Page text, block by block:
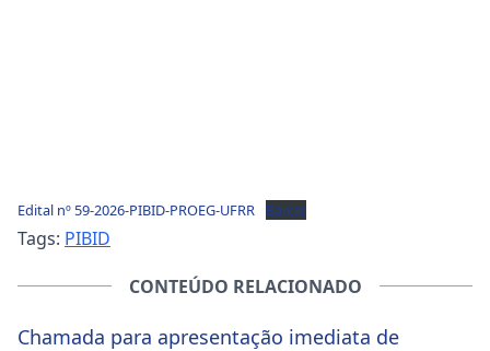
Edital nº 59-2026-PIBID-PROEG-UFRR Baixar
Tags: PIBID
CONTEÚDO RELACIONADO
Chamada para apresentação imediata de